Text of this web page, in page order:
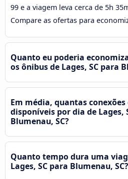
99 e a viagem leva cerca de 5h
Compare as ofertas para
Quanto eu poderia
os ônibus de Lages, SC para
Em média, quantas conexões
disponíveis por dia de Lages,
Blumenau, SC?
Quanto tempo dura uma
Lages, SC para Blumenau, SC?